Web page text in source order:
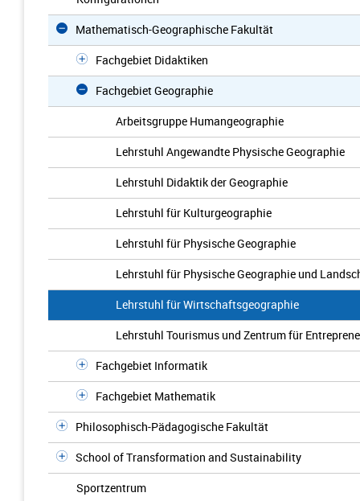
Mathematisch-Geographische Fakultät
Fachgebiet Didaktiken
Fachgebiet Geographie
Arbeitsgruppe Humangeographie
Lehrstuhl Angewandte Physische Geographie
Lehrstuhl Didaktik der Geographie
Lehrstuhl für Kulturgeographie
Lehrstuhl für Physische Geographie
Lehrstuhl für Physische Geographie und
Lehrstuhl für Wirtschaftsgeographie
Lehrstuhl Tourismus und Zentrum für
Fachgebiet Informatik
Fachgebiet Mathematik
Philosophisch-Pädagogische Fakultät
School of Transformation and Sustainability
Sportzentrum